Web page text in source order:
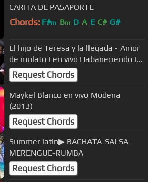
CARITA DE PASAPORTE
Chords: F#m Bm D A E C# G#
El hijo de Teresa y la llegada - Amor
de mulato | en vivo Habaneciendo |
2019
Request Chords
Maykel Blanco en vivo Modena
(2013)
Request Chords
Summer latin▶ BACHATA-SALSA-
MERENGUE-RUMBA
Request Chords